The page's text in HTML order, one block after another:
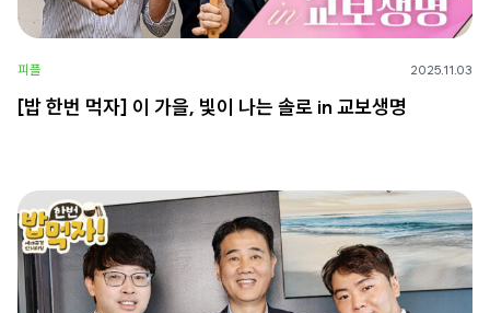
피플 2025.11.03
[밥 한번 먹자] 이 가을, 빛이 나는 솔로 in 교보생명